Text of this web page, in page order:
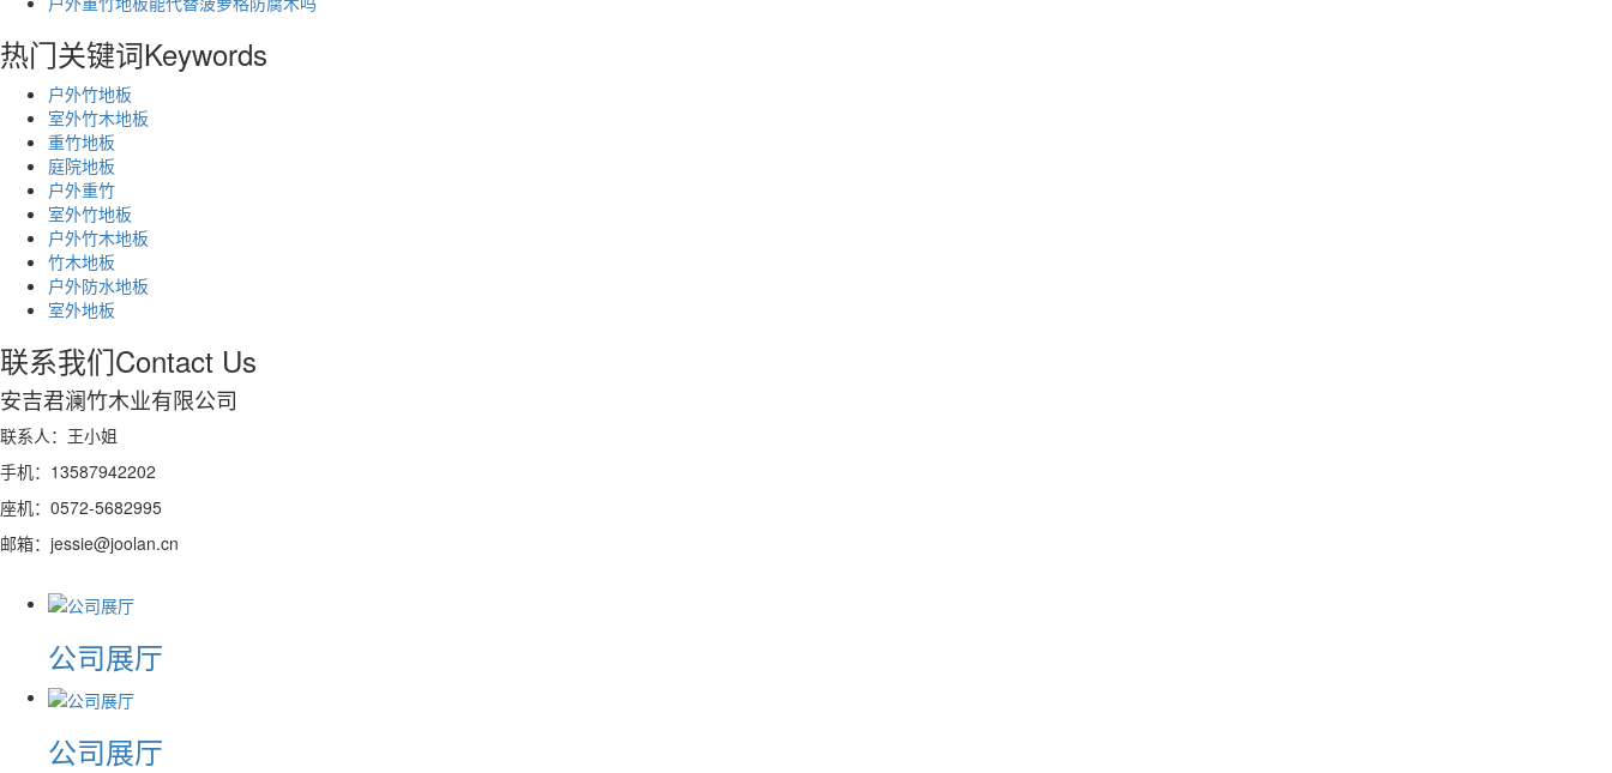
热门关键词Keywords
户外竹地板
室外竹木地板
重竹地板
庭院地板
户外重竹
室外竹地板
户外竹木地板
竹木地板
户外防水地板
室外地板
联系我们Contact Us
安吉君澜竹木业有限公司
联系人：王小姐
手机：13587942202
座机：0572-5682995
邮箱：jessie@joolan.cn
公司展厅
公司展厅